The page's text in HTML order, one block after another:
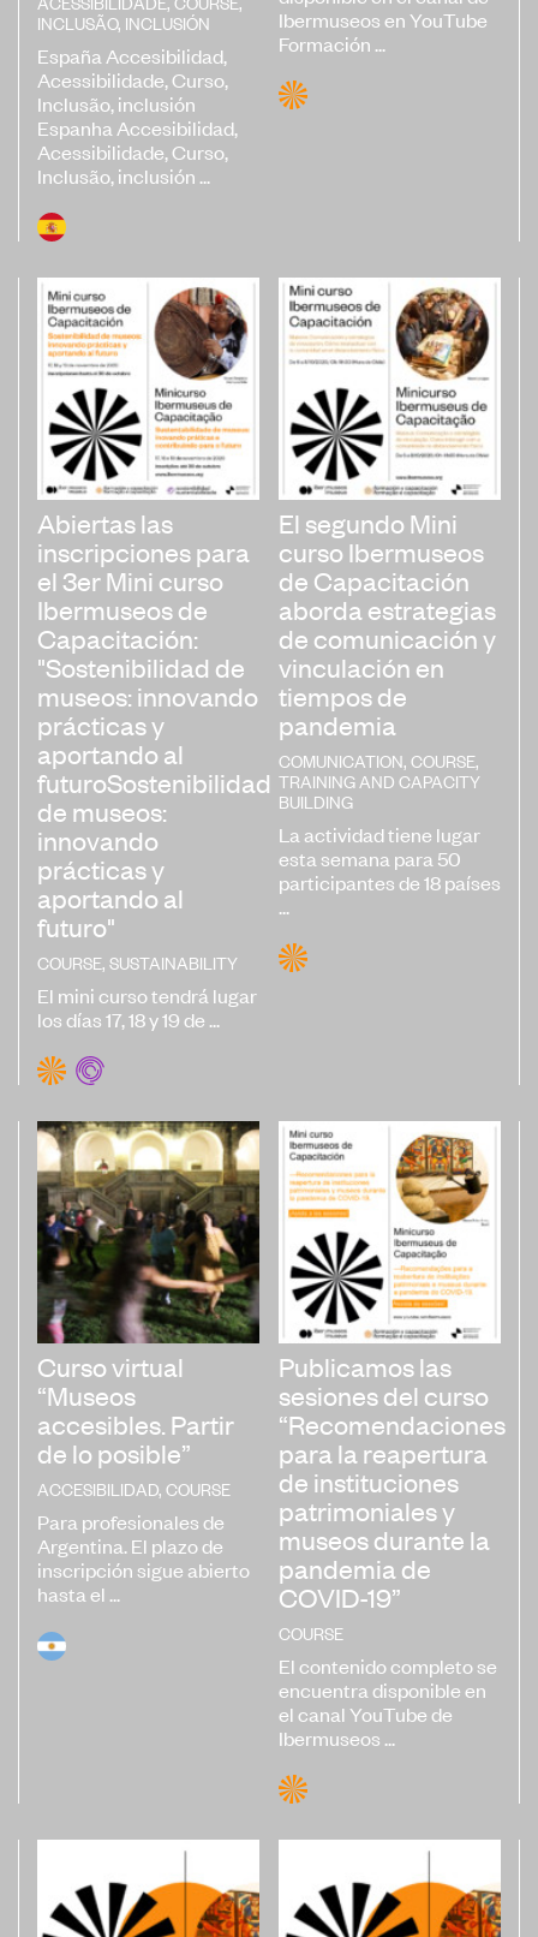
INCLUSÃO, INCLUSIÓN
España Accesibilidad,
Acessibilidade, Curso,
Inclusão, inclusión
Espanha Accesibilidad,
Acessibilidade, Curso,
Inclusão, inclusión ...
Ibermuseos en YouTube
Formación ...
Abiertas las
inscripciones para
el 3er Mini curso
Ibermuseos de
Capacitación:
"Sostenibilidad de
museos: innovando
prácticas y
aportando al
futuroSostenibilidad
de museos:
innovando
prácticas y
aportando al
futuro"
COURSE,SUSTAINABILITY
El mini curso tendrá lugar
los días 17, 18 y 19 de ...
El segundo Mini
curso Ibermuseos
de Capacitación
aborda estrategias
de comunicación y
vinculación en
tiempos de
pandemia
COMUNICATION,COURSE,
TRAINING AND CAPACITY
BUILDING
La actividad tiene lugar
esta semana para 50
participantes de 18 países
...
Curso virtual
“Museos
accesibles. Partir
de lo posible”
ACCESIBILIDAD,COURSE
Para profesionales de
Argentina. El plazo de
inscripción sigue abierto
hasta el ...
Publicamos las
sesiones del curso
“Recomendaciones
para la reapertura
de instituciones
patrimoniales y
museos durante la
pandemia de
COVID-19”
COURSE
El contenido completo se
encuentra disponible en
el canal YouTube de
Ibermuseos ...